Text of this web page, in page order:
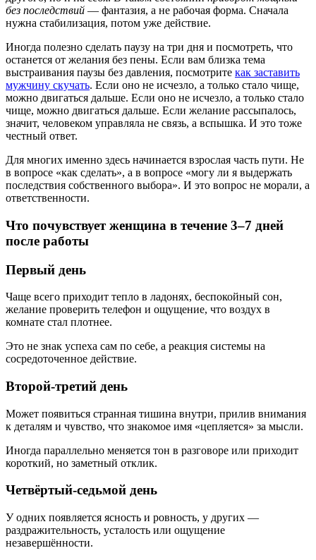
без последствий — фантазия, а не рабочая форма. Сначала
нужна стабилизация, потом уже действие.
Иногда полезно сделать паузу на три дня и посмотреть, что
останется от желания без пены. Если вам близка тема
выстраивания паузы без давления, посмотрите как заставить
мужчину скучать. Если оно не исчезло, а только стало чище,
можно двигаться дальше. Если оно не исчезло, а только стало
чище, можно двигаться дальше. Если желание рассыпалось,
значит, человеком управляла не связь, а вспышка. И это тоже
честный ответ.
Для многих именно здесь начинается взрослая часть пути. Не
в вопросе «как сделать», а в вопросе «могу ли я выдержать
последствия собственного выбора». И это вопрос не морали, а
ответственности.
Что почувствует женщина в течение 3–7 дней
после работы
Первый день
Чаще всего приходит тепло в ладонях, беспокойный сон,
желание проверить телефон и ощущение, что воздух в
комнате стал плотнее.
Это не знак успеха сам по себе, а реакция системы на
сосредоточенное действие.
Второй-третий день
Может появиться странная тишина внутри, прилив внимания
к деталям и чувство, что знакомое имя «цепляется» за мысли.
Иногда параллельно меняется тон в разговоре или приходит
короткий, но заметный отклик.
Четвёртый-седьмой день
У одних появляется ясность и ровность, у других —
раздражительность, усталость или ощущение
незавершённости.